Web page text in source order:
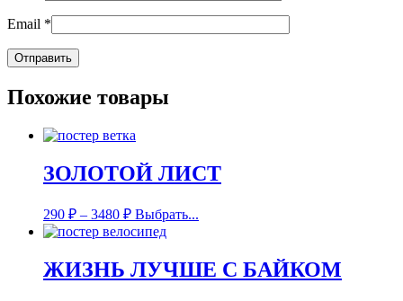
Email *
Похожие товары
ЗОЛОТОЙ ЛИСТ
290 ₽ – 3480 ₽ Выбрать...
ЖИЗНЬ ЛУЧШЕ С БАЙКОМ